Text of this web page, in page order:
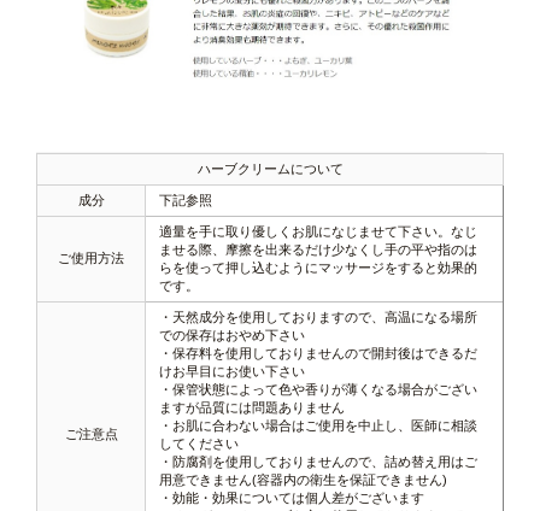
ハーブクリームについて
成分 下記参照
ご使用方法
適量を手に取り優しくお肌になじませて下さい。なじ
ませる際、摩擦を出来るだけ少なくし手の平や指のは
らを使って押し込むようにマッサージをすると効果的
です。
ご注意点
・天然成分を使用しておりますので、高温になる場所
での保存はおやめ下さい
・保存料を使用しておりませんので開封後はできるだ
けお早目にお使い下さい
・保管状態によって色や香りが薄くなる場合がござい
ますが品質には問題ありません
・お肌に合わない場合はご使用を中止し、医師に相談
してください
・防腐剤を使用しておりませんので、詰め替え用はご
用意できません(容器内の衛生を保証できません)
・効能・効果については個人差がございます